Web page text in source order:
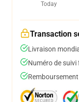
Today
Transaction
Livraison
Numéro de